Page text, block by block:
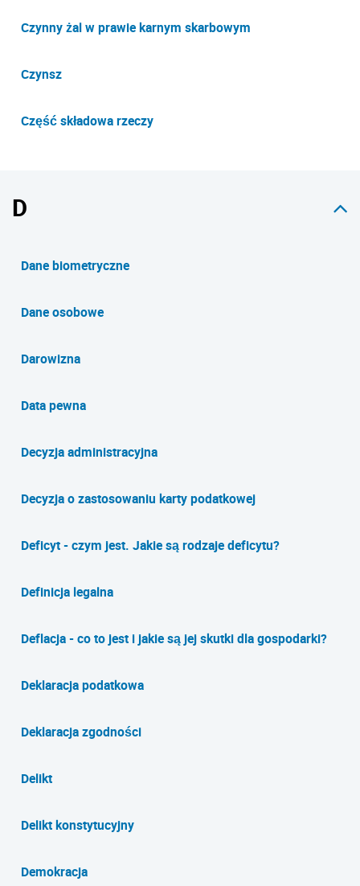
Czynny żal w prawie karnym skarbowym
Czynsz
Część składowa rzeczy
D
Dane biometryczne
Dane osobowe
Darowizna
Data pewna
Decyzja administracyjna
Decyzja o zastosowaniu karty podatkowej
Deficyt - czym jest. Jakie są rodzaje deficytu?
Definicja legalna
Deflacja - co to jest i jakie są jej skutki dla gospodarki?
Deklaracja podatkowa
Deklaracja zgodności
Delikt
Delikt konstytucyjny
Demokracja